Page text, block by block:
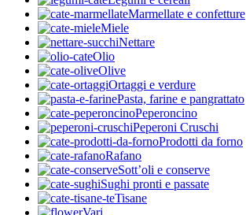
Marmellate e confetture
Miele
Nettare
Olio
Olive
Ortaggi e verdure
Pasta, farine e pangrattato
Peperoncino
Peperoni Cruschi
Prodotti da forno
Rafano
Sott’oli e conserve
Sughi pronti e passate
Tisane